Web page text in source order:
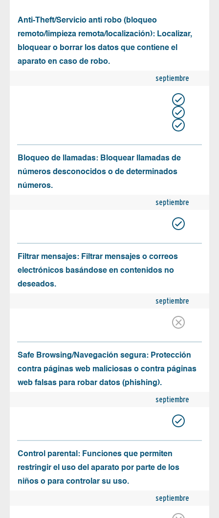
Anti-Theft/Servicio anti robo (bloqueo
remoto/limpieza remota/localización): Localizar,
bloquear o borrar los datos que contiene el
aparato en caso de robo.
septiembre
Bloqueo de llamadas: Bloquear llamadas de
números desconocidos o de determinados
números.
septiembre
Filtrar mensajes: Filtrar mensajes o correos
electrónicos basándose en contenidos no
deseados.
septiembre
Safe Browsing/Navegación segura: Protección
contra páginas web maliciosas o contra páginas
web falsas para robar datos (phishing).
septiembre
Control parental: Funciones que permiten
restringir el uso del aparato por parte de los
niños o para controlar su uso.
septiembre